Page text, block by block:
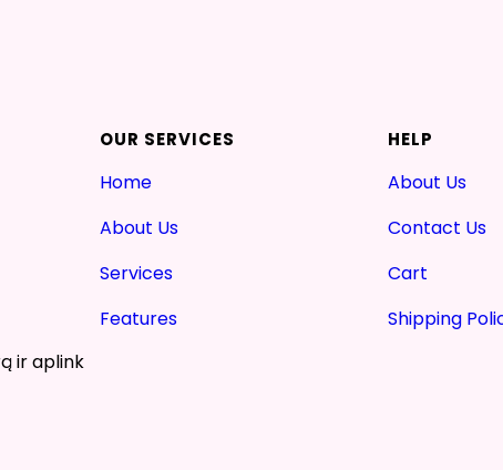
ir aplink
OUR SERVICES
Home
About Us
Services
Features
HELP
About Us
Contact Us
Cart
Shipping